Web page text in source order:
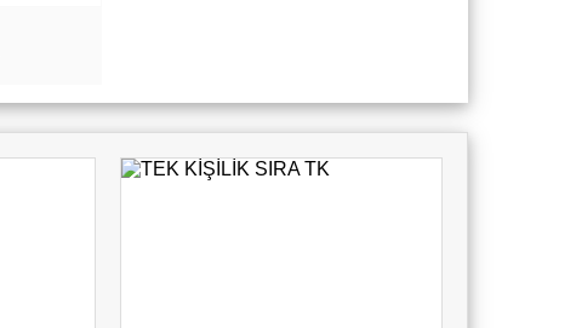
ADANA - YÜREĞİR
MEHMET AKİF CAMİ YAP. VE YAŞATMA DER. 4mz
Eğitim Donatılarını Tercih Etti